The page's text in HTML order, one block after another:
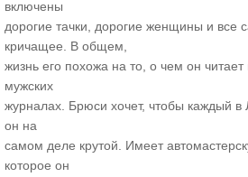
включены
дорогие тачки, дорогие женщины и все
кричащее. В общем,
жизнь его похожа на то, о чем он
мужских
журналах. Брюси хочет, чтобы каждый в
он на
самом деле крутой. Имеет
которое он